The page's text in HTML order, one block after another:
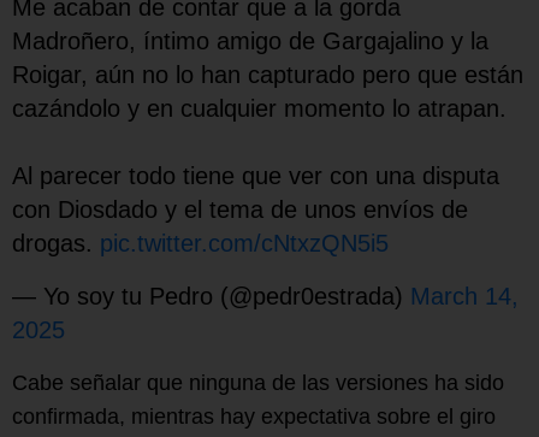
Me acaban de contar que a la gorda
Madroñero, íntimo amigo de Gargajalino y la
Roigar, aún no lo han capturado pero que están
cazándolo y en cualquier momento lo atrapan.
Al parecer todo tiene que ver con una disputa
con Diosdado y el tema de unos envíos de
drogas. pic.twitter.com/cNtxzQN5i5
— Yo soy tu Pedro (@pedr0estrada) March 14,
2025
Cabe señalar que ninguna de las versiones ha sido
confirmada, mientras hay expectativa sobre el giro